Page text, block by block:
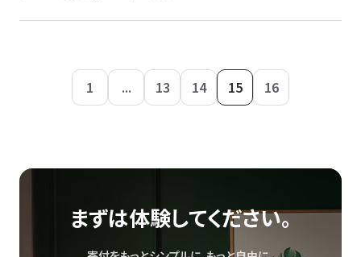
1 ... 13 14 15 16
まずは体験してください。